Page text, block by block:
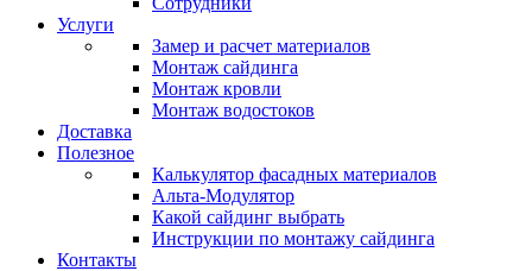
Услуги
Замер и расчет материалов
Монтаж сайдинга
Монтаж кровли
Монтаж водостоков
Доставка
Полезное
Калькулятор фасадных материалов
Альта-Модулятор
Какой сайдинг выбрать
Инструкции по монтажу сайдинга
Контакты